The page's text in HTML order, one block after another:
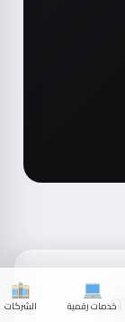
خدمات رقمية الشركات